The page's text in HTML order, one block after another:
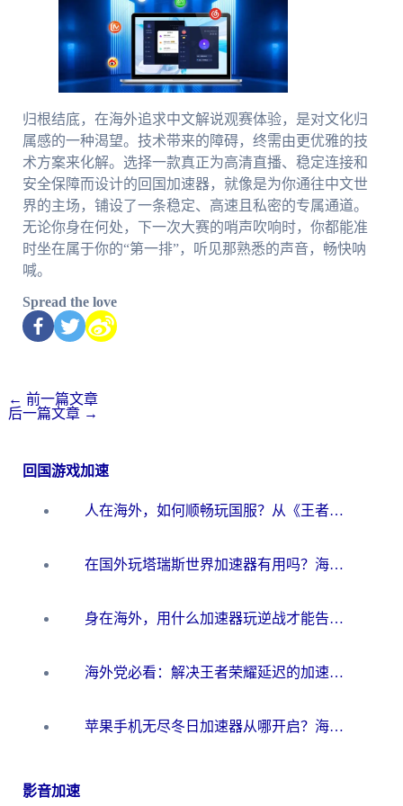
归根结底，在海外追求中文解说观赛体验，是对文化归
属感的一种渴望。技术带来的障碍，终需由更优雅的技
术方案来化解。选择一款真正为高清直播、稳定连接和
安全保障而设计的回国加速器，就像是为你通往中文世
界的主场，铺设了一条稳定、高速且私密的专属通道。
无论你身在何处，下一次大赛的哨声吹响时，你都能准
时坐在属于你的“第一排”，听见那熟悉的声音，畅快呐
喊。
Spread the love
← 前一篇文章
后一篇文章 →
回国游戏加速
人在海外，如何顺畅玩国服？从《王者荣耀》到《云图计划》的加速器终极指南
在国外玩塔瑞斯世界加速器有用吗？海外玩家亲测后的真实答案
身在海外，用什么加速器玩逆战才能告别延迟？
海外党必看：解决王者荣耀延迟的加速器终极指南——从EVE到猫和老鼠，一个工具全搞定
苹果手机无尽冬日加速器从哪开启？海外玩家的冬日生存指南
影音加速